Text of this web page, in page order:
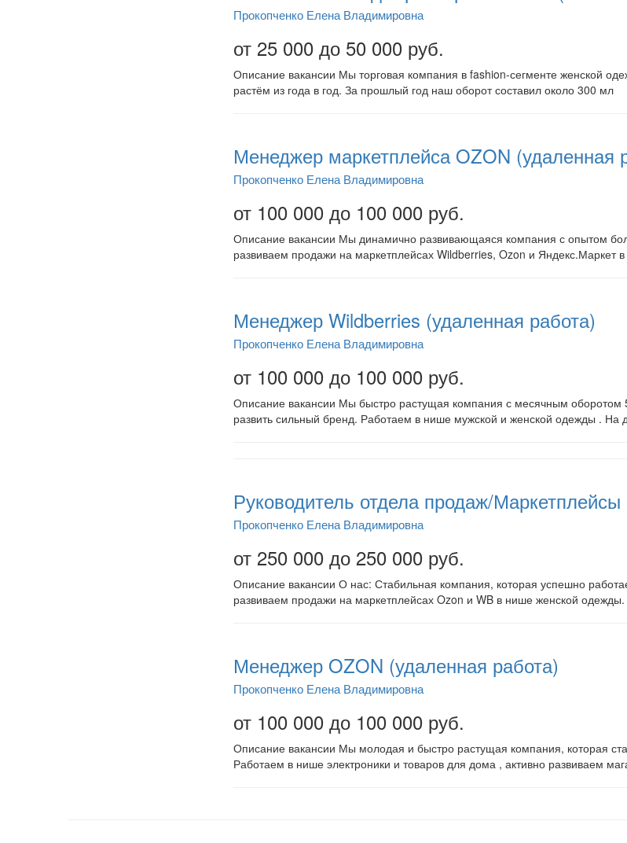
Прокопченко Елена Владимировна
от 25 000 до 50 000 руб.
Описание вакансии Мы торговая компания в fashion-сегменте женской
растём из года в год. За прошлый год наш оборот составил около 300 мл
Менеджер маркетплейса OZON (удаленная
Прокопченко Елена Владимировна
от 100 000 до 100 000 руб.
Описание вакансии Мы динамично развивающаяся компания с опытом
развиваем продажи на маркетплейсах Wildberries, Ozon и Яндекс.Маркет в
Менеджер Wildberries (удаленная работа)
Прокопченко Елена Владимировна
от 100 000 до 100 000 руб.
Описание вакансии Мы быстро растущая компания с месячным оборотом
развить сильный бренд. Работаем в нише мужской и женской одежды . На
Руководитель отдела продаж/
Прокопченко Елена Владимировна
от 250 000 до 250 000 руб.
Описание вакансии О нас: Стабильная компания, которая успешно
развиваем продажи на маркетплейсах Ozon и WB в нише женской
Менеджер OZON (удаленная работа)
Прокопченко Елена Владимировна
от 100 000 до 100 000 руб.
Описание вакансии Мы молодая и быстро растущая компания, которая
Работаем в нише электроники и товаров для дома , активно развиваем